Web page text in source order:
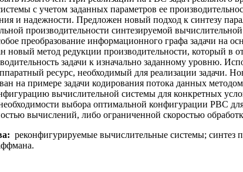
с учетом заданных параметров ее
и надежности. Предложен новый подход к синтезу
производительности синтезируемой
преобразование информационного графа задачи на
новый метод редукции производительности, который в
задачи к изначально заданному уровню.
ресурс, необходимый для реализации задачи.
на примере задачи кодирования потока данных
вычислительной системы для конкретных
выбора оптимальной конфигурации РВС
вычислений, либо ограниченной скоростью
реконфигурируемые вычислительные системы; синтез